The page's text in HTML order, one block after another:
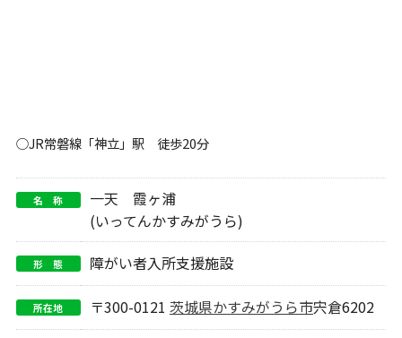
○JR常磐線「神立」駅 徒歩20分
名 称
一天 霞ヶ浦
(いってんかすみがうら)
形 態 障がい者入所支援施設
所在地 〒300-0121 茨城県かすみがうら市宍倉6202